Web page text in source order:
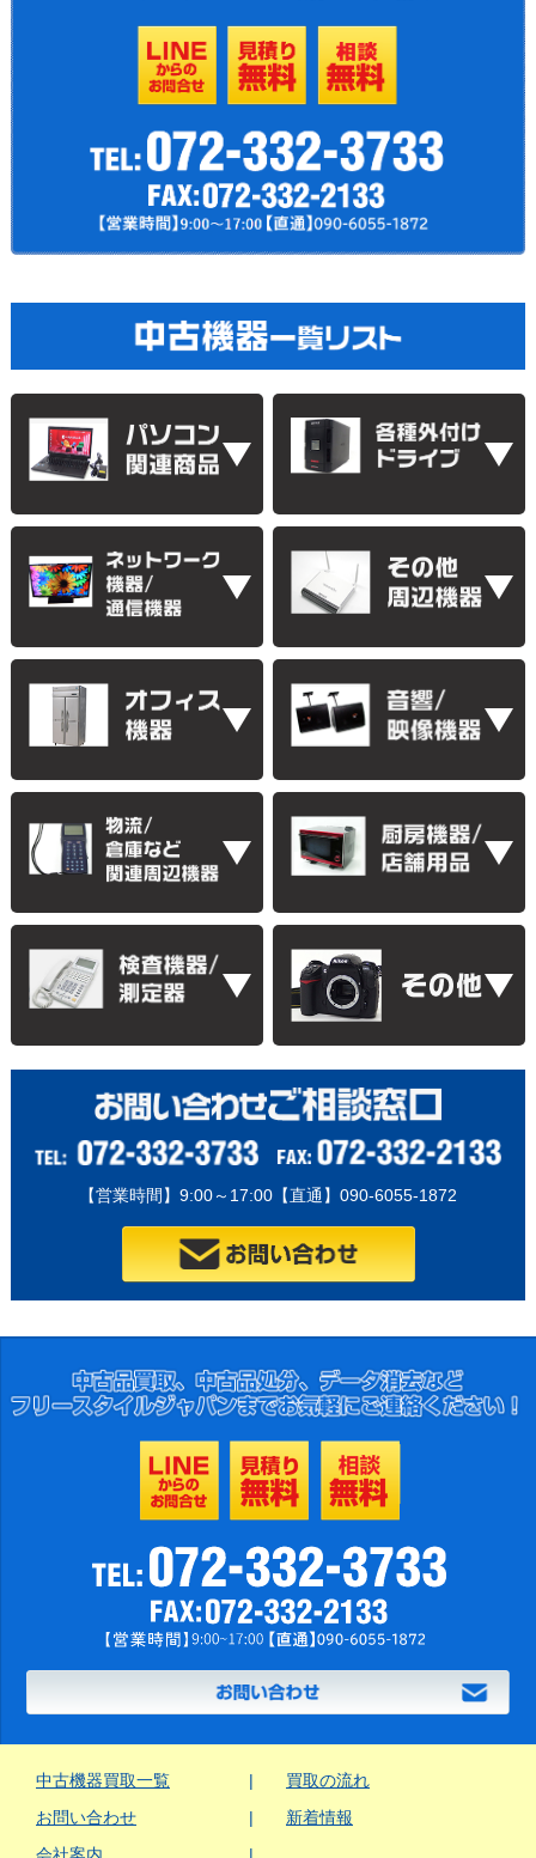
【営業時間】9:00～17:00【直通】090-6055-1872
中古機器買取一覧
買取の流れ
お問い合わせ
新着情報